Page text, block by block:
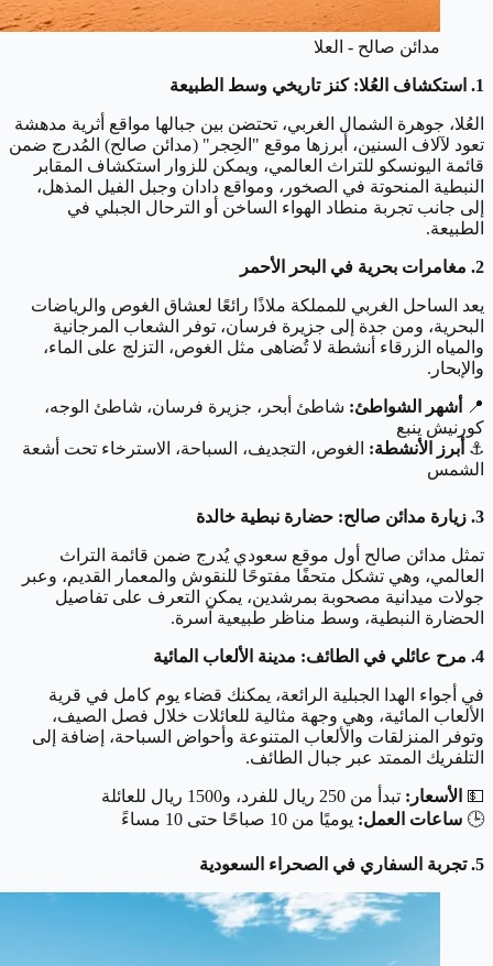
مدائن صالح - العلا
1. استكشاف العُلا: كنز تاريخي وسط الطبيعة
العُلا، جوهرة الشمال الغربي، تحتضن بين جبالها مواقع أثرية مدهشة
تعود لآلاف السنين، أبرزها موقع "الحِجر" (مدائن صالح) المُدرج ضمن
قائمة اليونسكو للتراث العالمي، ويمكن للزوار استكشاف المقابر
النبطية المنحوتة في الصخور، ومواقع دادان وجبل الفيل المذهل،
إلى جانب تجربة منطاد الهواء الساخن أو الترحال الجبلي في
الطبيعة.
2. مغامرات بحرية في البحر الأحمر
يعد الساحل الغربي للمملكة ملاذًا رائعًا لعشاق الغوص والرياضات
البحرية، ومن جدة إلى جزيرة فرسان، توفر الشعاب المرجانية
والمياه الزرقاء أنشطة لا تُضاهى مثل الغوص، التزلج على الماء،
والإبحار.
📍 أشهر الشواطئ: شاطئ أبحر، جزيرة فرسان، شاطئ الوجه،
كورنيش ينبع
⚓ أبرز الأنشطة: الغوص، التجديف، السباحة، الاسترخاء تحت أشعة
الشمس
3. زيارة مدائن صالح: حضارة نبطية خالدة
تمثل مدائن صالح أول موقع سعودي يُدرج ضمن قائمة التراث
العالمي، وهي تشكل متحفًا مفتوحًا للنقوش والمعمار القديم، وعبر
جولات ميدانية مصحوبة بمرشدين، يمكن التعرف على تفاصيل
الحضارة النبطية، وسط مناظر طبيعية آسرة.
4. مرح عائلي في الطائف: مدينة الألعاب المائية
في أجواء الهدا الجبلية الرائعة، يمكنك قضاء يوم كامل في قرية
الألعاب المائية، وهي وجهة مثالية للعائلات خلال فصل الصيف،
وتوفر المنزلقات والألعاب المتنوعة وأحواض السباحة، إضافة إلى
التلفريك الممتد عبر جبال الطائف.
💵 الأسعار: تبدأ من 250 ريال للفرد، و1500 ريال للعائلة
🕒 ساعات العمل: يوميًا من 10 صباحًا حتى 10 مساءً
5. تجربة السفاري في الصحراء السعودية